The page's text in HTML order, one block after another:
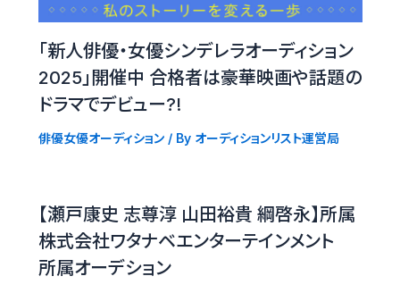
「新人俳優・女優シンデレラオーディション
2025」開催中 合格者は豪華映画や話題の
ドラマでデビュー?!
俳優女優オーディション/ By オーディションリスト運営局
【瀬戸康史 志尊淳 山田裕貴 綱啓永】所属
株式会社ワタナベエンターテインメント
所属オーデション